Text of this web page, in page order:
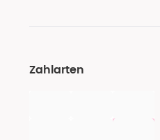
Zahlarten